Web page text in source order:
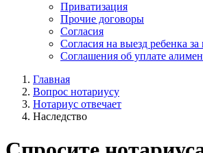
Приватизация
Прочие договоры
Согласия
Согласия на выезд ребенка
Соглашения об уплате
Главная
Вопрос нотариусу
Нотариус отвечает
Наследство